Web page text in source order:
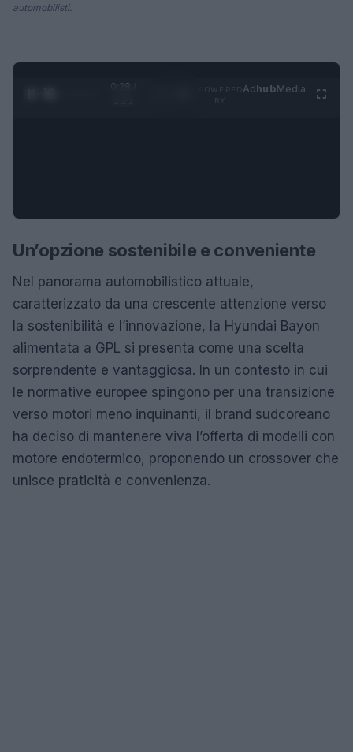
automobilisti.
0:29 /
AdhubMedia
Un’opzione sostenibile e conveniente
Nel panorama automobilistico attuale,
caratterizzato da una crescente attenzione verso
la sostenibilità e l’innovazione, la Hyundai Bayon
alimentata a GPL si presenta come una scelta
sorprendente e vantaggiosa. In un contesto in cui
le normative europee spingono per una transizione
verso motori meno inquinanti, il brand sudcoreano
ha deciso di mantenere viva l’offerta di modelli con
motore endotermico, proponendo un crossover che
unisce praticità e convenienza.